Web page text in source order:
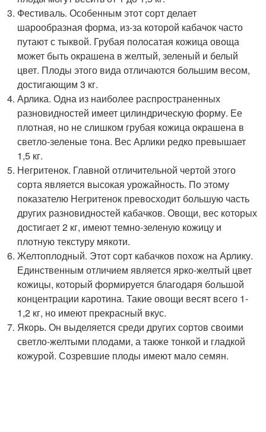
Фестиваль. Особенным этот сорт делает
шарообразная форма, из-за которой кабачок часто
путают с тыквой. Грубая полосатая кожица овоща
может быть окрашена в желтый, зеленый и белый
цвет. Плоды этого вида отличаются большим весом,
достигающим 3 кг.
Арлика. Одна из наиболее распространенных
разновидностей имеет цилиндрическую форму. Ее
плотная, но не слишком грубая кожица окрашена в
светло-зеленые тона. Вес Арлики редко превышает
1,5 кг.
Негритенок. Главной отличительной чертой этого
сорта является высокая урожайность. По этому
показателю Негритенок превосходит большую часть
других разновидностей кабачков. Овощи, вес которых
достигает 2 кг, имеют темно-зеленую кожицу и
плотную текстуру мякоти.
Желтоплодный. Этот сорт кабачков похож на Арлику.
Единственным отличием является ярко-желтый цвет
кожицы, который формируется благодаря большой
концентрации каротина. Такие овощи весят всего 1-
1,2 кг, но имеют прекрасный вкус.
Якорь. Он выделяется среди других сортов своими
светло-желтыми плодами, а также тонкой и гладкой
кожурой. Созревшие плоды имеют мало семян.